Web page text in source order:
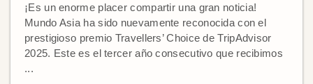
¡Es un enorme placer compartir una gran noticia!
Mundo Asia ha sido nuevamente reconocida con el
prestigioso premio Travellers’ Choice de TripAdvisor
2025. Este es el tercer año consecutivo que recibimos
...